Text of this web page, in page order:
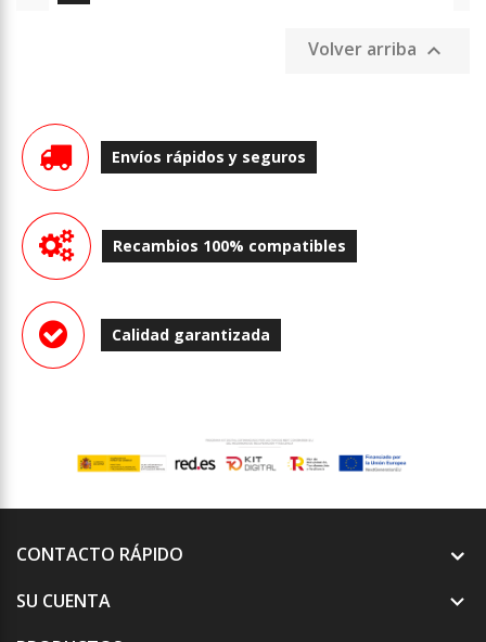
Volver arriba 
Envíos rápidos y seguros
Recambios 100% compatibles
Calidad garantizada
CONTACTO RÁPIDO
SU CUENTA
